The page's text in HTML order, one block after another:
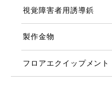
視覚障害者用誘導鋲
製作金物
フロアエクイップメント